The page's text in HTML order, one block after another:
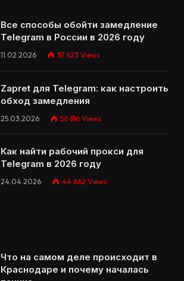
Все способы обойти замедление
Telegram в России в 2026 году
11.02.2026 57 623 Views
Zapret для Telegram: как настроить
обход замедления
25.03.2026 56 816 Views
Как найти рабочий прокси для
Telegram в 2026 году
24.04.2026 44 662 Views
Что на самом деле происходит в
Краснодаре и почему началась